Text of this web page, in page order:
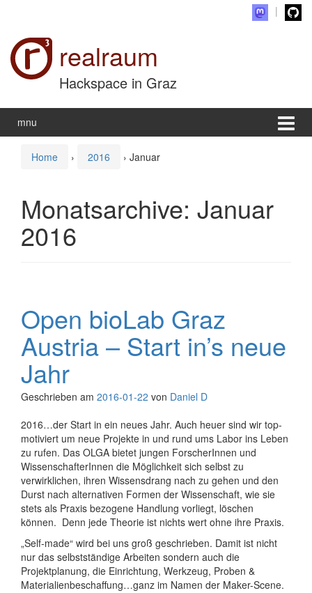
realraum
Hackspace in Graz
mnu
Home › 2016 › Januar
Monatsarchive: Januar
2016
Open bioLab Graz
Austria – Start in’s neue
Jahr
Geschrieben am 2016-01-22 von Daniel D
2016…der Start in ein neues Jahr. Auch heuer sind wir top-
motiviert um neue Projekte in und rund ums Labor ins Leben
zu rufen. Das OLGA bietet jungen ForscherInnen und
WissenschafterInnen die Möglichkeit sich selbst zu
verwirklichen, ihren Wissensdrang nach zu gehen und den
Durst nach alternativen Formen der Wissenschaft, wie sie
stets als Praxis bezogene Handlung vorliegt, löschen
können. Denn jede Theorie ist nichts wert ohne ihre Praxis.
„Self-made“ wird bei uns groß geschrieben. Damit ist nicht
nur das selbstständige Arbeiten sondern auch die
Projektplanung, die Einrichtung, Werkzeug, Proben &
Materialienbeschaffung…ganz im Namen der Maker-Scene.